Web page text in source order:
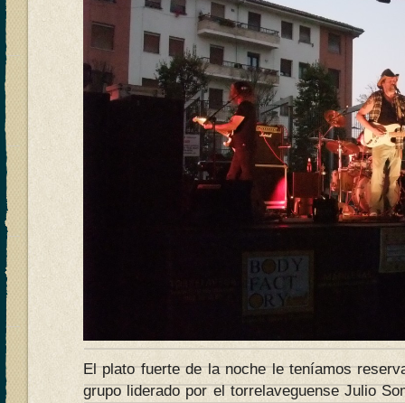
El plato fuerte de la noche le teníamos
grupo liderado por el torrelaveguense Julio